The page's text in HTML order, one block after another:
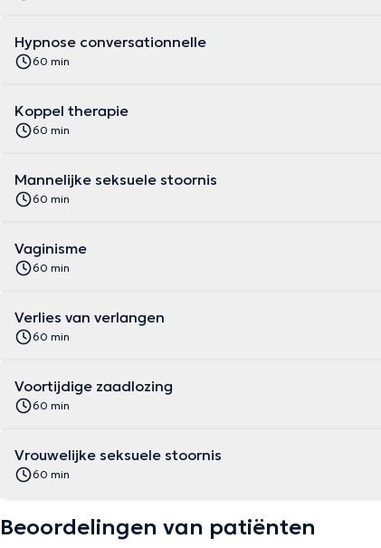
Hypnose conversationnelle
60 min
Koppel therapie
60 min
Mannelijke seksuele stoornis
60 min
Vaginisme
60 min
Verlies van verlangen
60 min
Voortijdige zaadlozing
60 min
Vrouwelijke seksuele stoornis
60 min
Beoordelingen van patiënten